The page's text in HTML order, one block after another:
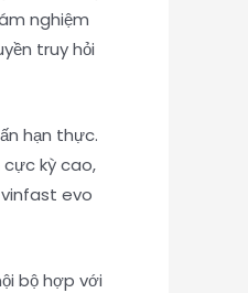
nghiệm
truy hỏi
hạn thực.
kỳ cao,
evo
bộ hợp với